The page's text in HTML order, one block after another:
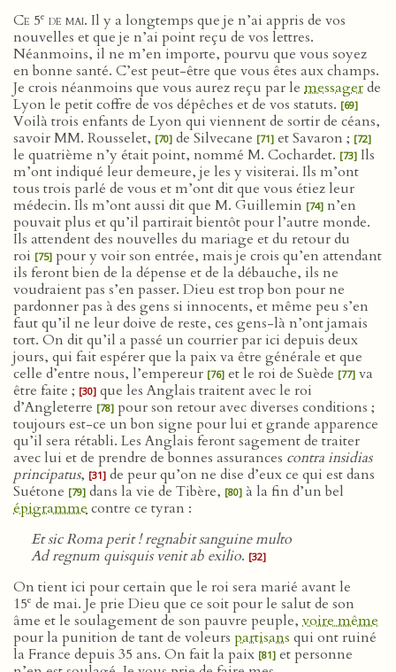
Ce 5e de mai. Il y a longtemps que je n’ai appris de vos
nouvelles et que je n’ai point reçu de vos lettres.
Néanmoins, il ne m’en importe, pourvu que vous soyez
en bonne santé. C’est peut-être que vous êtes aux champs.
Je crois néanmoins que vous aurez reçu par le messagerde
Lyon le petit coffre de vos dépêches et de vos statuts. [69]
Voilà trois enfants de Lyon qui viennent de sortir de céans,
savoir MM. Rousselet, [70] de Silvecane [71] et Savaron ; [72]
le quatrième n’y était point, nommé M. Cochardet. [73] Ils
m’ont indiqué leur demeure, je les y visiterai. Ils m’ont
tous trois parlé de vous et m’ont dit que vous étiez leur
médecin. Ils m’ont aussi dit que M. Guillemin [74] n’en
pouvait plus et qu’il partirait bientôt pour l’autre monde.
Ils attendent des nouvelles du mariage et du retour du
roi [75] pour y voir son entrée, mais je crois qu’en attendant
ils feront bien de la dépense et de la débauche, ils ne
voudraient pas s’en passer. Dieu est trop bon pour ne
pardonner pas à des gens si innocents, et même peu s’en
faut qu’il ne leur doive de reste, ces gens-là n’ont jamais
tort. On dit qu’il a passé un courrier par ici depuis deux
jours, qui fait espérer que la paix va être générale et que
celle d’entre nous, l’empereur [76] et le roi de Suède [77] va
être faite ; [30] que les Anglais traitent avec le roi
d’Angleterre [78] pour son retour avec diverses conditions ;
toujours est-ce un bon signe pour lui et grande apparence
qu’il sera rétabli. Les Anglais feront sagement de traiter
avec lui et de prendre de bonnes assurances contra insidias
principatus, [31] de peur qu’on ne dise d’eux ce qui est dans
Suétone [79] dans la vie de Tibère, [80] à la fin d’un bel
épigrammecontre ce tyran :
Et sic Roma perit ! regnabit sanguine multo
Ad regnum quisquis venit ab exilio. [32]
On tient ici pour certain que le roi sera marié avant le
15e de mai. Je prie Dieu que ce soit pour le salut de son
âme et le soulagement de son pauvre peuple, voire même
pour la punition de tant de voleurs partisans qui ont ruiné
la France depuis 35 ans. On fait la paix [81] et personne